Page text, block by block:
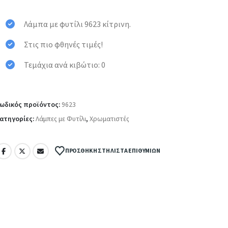
Λάμπα με φυτίλι 9623 κίτρινη.
Στις πιο φθηνές τιμές!
Τεμάχια ανά κιβώτιο: 0
προϊόντος: 9623
Λάμπες με Φυτίλι,Χρωματιστές
ΠΡΟΣΘΉΚΗ ΣΤΗ ΛΊΣΤΑ ΕΠΙΘΥΜΙΏΝ